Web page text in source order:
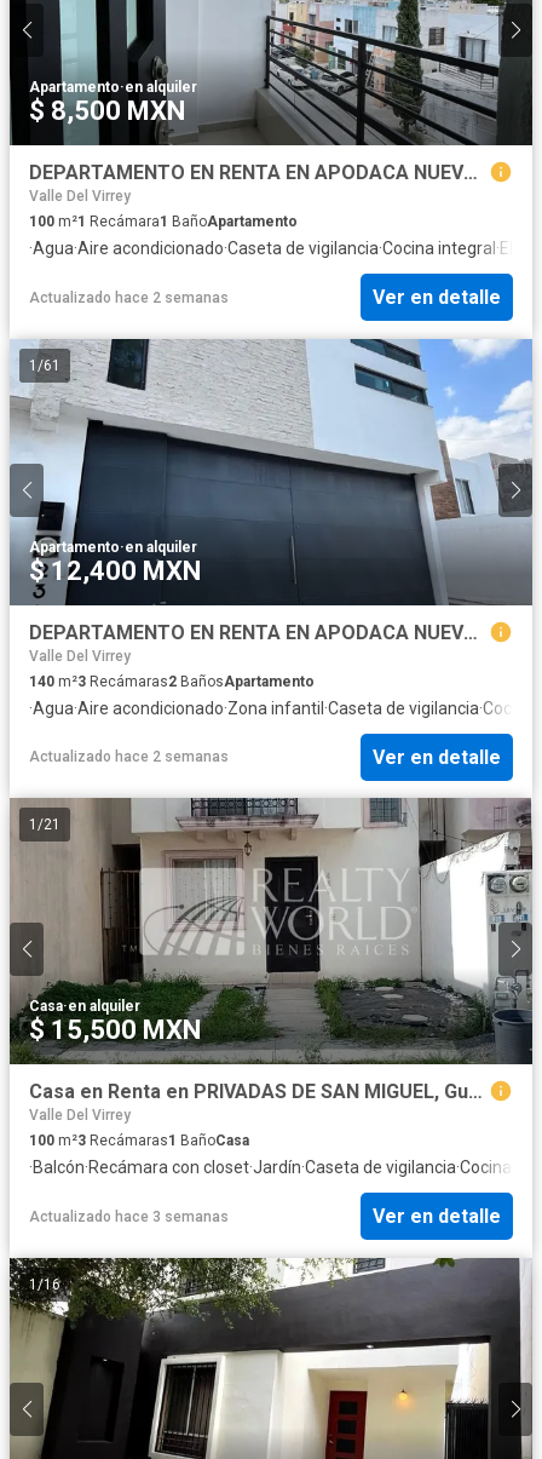
Apartamento·en alquiler
$ 8,500 MXN
DEPARTAMENTO EN RENTA EN APODACA NUEVO LEON, ZONA VALLE DE SAN MIGUEL, SEC II, PRIVADA, EQUIPADO BASICO, ACCESO AUTOMAT CONTROLADO, RECIEN REMODELADO
Valle Del Virrey
100 m²1 Recámara1 BañoApartamento
·Agua·Aire acondicionado·Caseta de vigilancia·Cocina integral ·
Actualizado hace 2 semanas Ver en detalle
1 /61
Apartamento·en alquiler
$ 12,400 MXN
DEPARTAMENTO EN RENTA EN APODACA NUEVO LEON, ZONA VALLE DE SAN MIGUEL, SEC II, PRIVADA, EQUIPADO BASICO, ACCESO AUTOMAT CONTROLADO, RECIEN REMODELADO
Valle Del Virrey
140 m²3 Recámaras2 BañosApartamento
·Agua·Aire acondicionado·Zona infantil·Caseta de vigilancia·Cocina
Actualizado hace 2 semanas Ver en detalle
1 /21
Casa·en alquiler
$ 15,500 MXN
Casa en Renta en PRIVADAS DE SAN MIGUEL, Guadalupe
Valle Del Virrey
100 m²3 Recámaras1 BañoCasa
·Balcón·Recámara con closet·Jardín·Caseta de vigilancia·Cocina
Actualizado hace 3 semanas Ver en detalle
1/16